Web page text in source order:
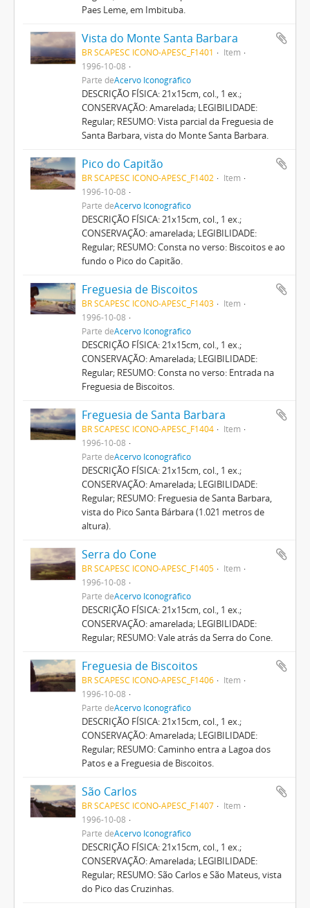
Paes Leme, em Imbituba.
Vista do Monte Santa Barbara
BR SCAPESC ICONO-APESC_F1401
Item
1996-10-08
Parte deAcervo Iconográfico
DESCRIÇÃO FÍSICA: 21x15cm, col., 1 ex.;
CONSERVAÇÃO: Amarelada; LEGIBILIDADE:
Regular; RESUMO: Vista parcial da Freguesia de
Santa Barbara, vista do Monte Santa Barbara.
Pico do Capitão
BR SCAPESC ICONO-APESC_F1402
Item
1996-10-08
Parte deAcervo Iconográfico
DESCRIÇÃO FÍSICA: 21x15cm, col., 1 ex.;
CONSERVAÇÃO: amarelada; LEGIBILIDADE:
Regular; RESUMO: Consta no verso: Biscoitos e ao
fundo o Pico do Capitão.
Freguesia de Biscoitos
BR SCAPESC ICONO-APESC_F1403
Item
1996-10-08
Parte deAcervo Iconográfico
DESCRIÇÃO FÍSICA: 21x15cm, col., 1 ex.;
CONSERVAÇÃO: Amarelada; LEGIBILIDADE:
Regular; RESUMO: Consta no verso: Entrada na
Freguesia de Biscoitos.
Freguesia de Santa Barbara
BR SCAPESC ICONO-APESC_F1404
Item
1996-10-08
Parte deAcervo Iconográfico
DESCRIÇÃO FÍSICA: 21x15cm, col., 1 ex.;
CONSERVAÇÃO: Amarelada; LEGIBILIDADE:
Regular; RESUMO: Freguesia de Santa Barbara,
vista do Pico Santa Bárbara (1.021 metros de
altura).
Serra do Cone
BR SCAPESC ICONO-APESC_F1405
Item
1996-10-08
Parte deAcervo Iconográfico
DESCRIÇÃO FÍSICA: 21x15cm, col., 1 ex.;
CONSERVAÇÃO: amarelada; LEGIBILIDADE:
Regular; RESUMO: Vale atrás da Serra do Cone.
Freguesia de Biscoitos
BR SCAPESC ICONO-APESC_F1406
Item
1996-10-08
Parte deAcervo Iconográfico
DESCRIÇÃO FÍSICA: 21x15cm, col., 1 ex.;
CONSERVAÇÃO: Amarelada; LEGIBILIDADE:
Regular; RESUMO: Caminho entra a Lagoa dos
Patos e a Freguesia de Biscoitos.
São Carlos
BR SCAPESC ICONO-APESC_F1407
Item
1996-10-08
Parte deAcervo Iconográfico
DESCRIÇÃO FÍSICA: 21x15cm, col., 1 ex.;
CONSERVAÇÃO: Amarelada; LEGIBILIDADE:
Regular; RESUMO: São Carlos e São Mateus, vista
do Pico das Cruzinhas.